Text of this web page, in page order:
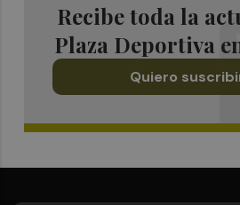
Recibe toda la
Plaza Deportiva
Quiero